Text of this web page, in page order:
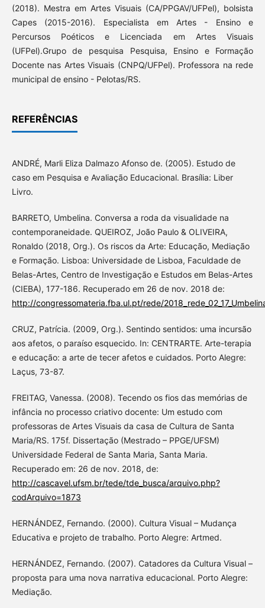
(2018). Mestra em Artes Visuais (CA/PPGAV/UFPel), bolsista
Capes (2015-2016). Especialista em Artes - Ensino e
Percursos Poéticos e Licenciada em Artes Visuais
(UFPel).Grupo de pesquisa Pesquisa, Ensino e Formação
Docente nas Artes Visuais (CNPQ/UFPel). Professora na rede
municipal de ensino - Pelotas/RS.
REFERÊNCIAS
ANDRÉ, Marli Eliza Dalmazo Afonso de. (2005). Estudo de
caso em Pesquisa e Avaliação Educacional. Brasília: Liber
Livro.
BARRETO, Umbelina. Conversa a roda da visualidade na
contemporaneidade. QUEIROZ, João Paulo & OLIVEIRA,
Ronaldo (2018, Org.). Os riscos da Arte: Educação, Mediação
e Formação. Lisboa: Universidade de Lisboa, Faculdade de
Belas-Artes, Centro de Investigação e Estudos em Belas-Artes
(CIEBA), 177-186. Recuperado em 26 de nov. 2018 de:
http://congressomateria.fba.ul.pt/rede/
CRUZ, Patrícia. (2009, Org.). Sentindo sentidos: uma incursão
aos afetos, o paraíso esquecido. In: CENTRARTE. Arte-terapia
e educação: a arte de tecer afetos e cuidados. Porto Alegre:
Laçus, 73-87.
FREITAG, Vanessa. (2008). Tecendo os fios das memórias de
infância no processo criativo docente: Um estudo com
professoras de Artes Visuais da casa de Cultura de Santa
Maria/RS. 175f. Dissertação (Mestrado – PPGE/UFSM)
Universidade Federal de Santa Maria, Santa Maria.
Recuperado em: 26 de nov. 2018, de:
http://cascavel.ufsm.br/tede/tde_busca/arquivo.php?
codArquivo=1873
HERNÁNDEZ, Fernando. (2000). Cultura Visual – Mudança
Educativa e projeto de trabalho. Porto Alegre: Artmed.
HERNÁNDEZ, Fernando. (2007). Catadores da Cultura Visual –
proposta para uma nova narrativa educacional. Porto Alegre:
Mediação.